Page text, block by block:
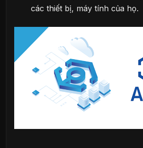
các thiết bị, máy tính của họ.